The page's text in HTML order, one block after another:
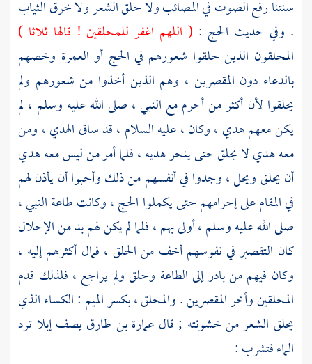
سنتنا رفع الصوت في المصائب ولا حلق الشعر ولا خرق الثياب
. وفي حديث الحج : ( اللهم اغفر للمحلقين ! قالها ثلاثا )
المحلقون الذين حلقوا شعورهم في الحج أو العمرة وخصهم
بالدعاء دون المقصرين ، وهم الذين أخذوا من شعورهم ولم
يحلقوا لأن أكثر من أحرم مع النبي ، صلى الله عليه وسلم ، لم
يكن معهم هدي ، وكان ، عليه السلام ، قد ساق الهدي ، ومن
معه هدي لا يحلق حتى ينحر هديه ، فلما أمر من ليس معه هدي
أن يحلق ويحل ، وجدوا في أنفسهم من ذلك وأحبوا أن يأذن لهم
في المقام على إحرامهم حتى يكملوا الحج ، وكانت طاعة النبي ،
صلى الله عليه وسلم ، أولى بهم ، فلما لم يكن لهم بد من الإحلال
كان التقصير في نفوسهم أخف من الحلق ، فمال أكثرهم إليه ،
وكان فيهم من بادر إلى الطاعة وحلق ولم يراجع ، فلذلك قدم
المحلقين وأخر المقصرين . والمحلق ، بكسر الميم : الكساء الذي
يحلق الشعر من خشونته ; قال عمارة بن طارقيصف إبلا ترد
الماء فتشرب :